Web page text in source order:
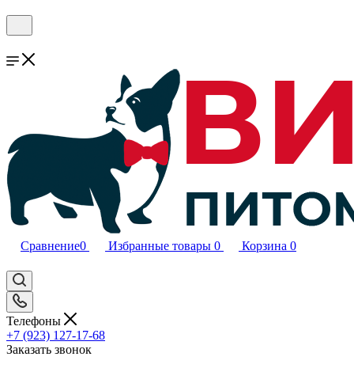
Сравнение0 Избранные товары 0 Корзина 0
Телефоны
+7 (923) 127-17-68
Заказать звонок